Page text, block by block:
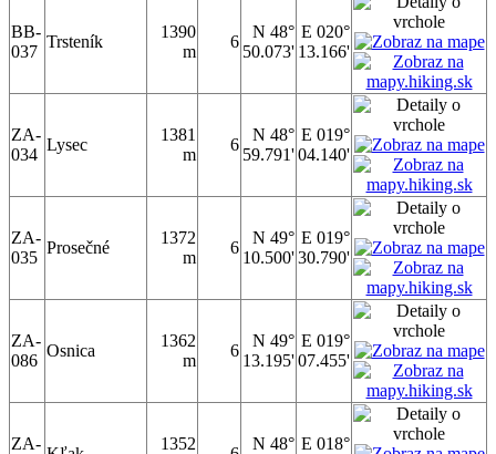
BB-
037
Trsteník
1390
m
6
N 48°
50.073'
E 020°
13.166'
ZA-
034
Lysec
1381
m
6
N 48°
59.791'
E 019°
04.140'
ZA-
035
Prosečné
1372
m
6
N 49°
10.500'
E 019°
30.790'
ZA-
086
Osnica
1362
m
6
N 49°
13.195'
E 019°
07.455'
ZA-
1352
N 48° E 018°